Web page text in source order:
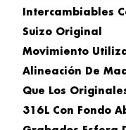
Intercambiables
Suizo Original
Movimiento
Alineación De
Que Los
316L Con Fondo